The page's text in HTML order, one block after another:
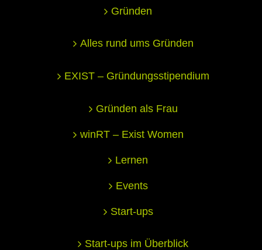
Gründen
Alles rund ums Gründen
EXIST – Gründungsstipendium
Gründen als Frau
winRT – Exist Women
Lernen
Events
Start-ups
Start-ups im Überblick